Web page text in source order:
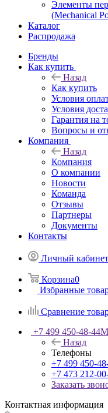
Элементы
(Mechanical
Каталог
Распродажа
Бренды
Как купить
Назад
Как купить
Условия
Условия
Гарантия на
Вопросы и
Компания
Назад
Компания
О компании
Новости
Команда
Отзывы
Партнеры
Документы
Контакты
Личный кабинет
Корзина0
Избранные
Сравнение
+7 499 450-48-44
Назад
Телефоны
+7 499 450-
+7 473 212-
Заказать
Контактная информация